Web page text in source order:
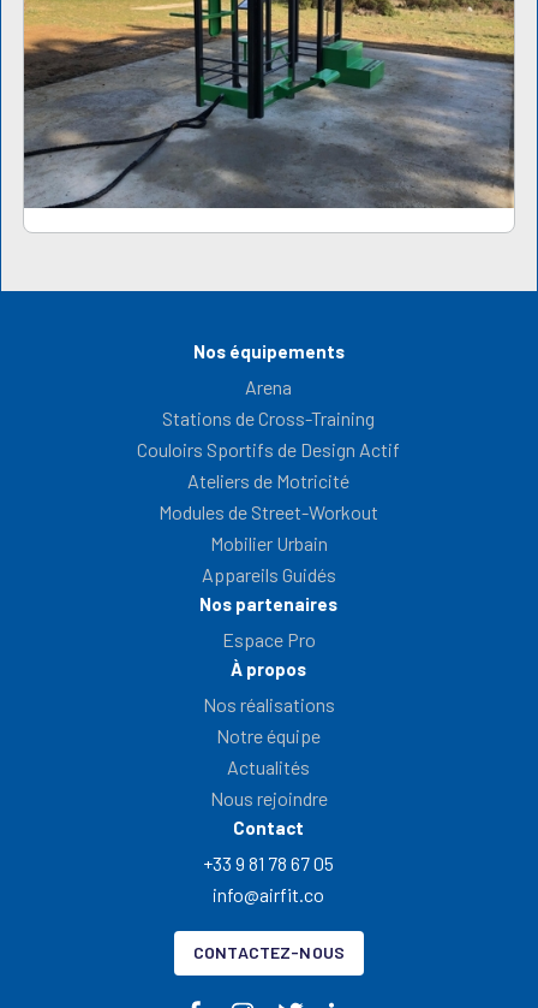
Nos équipements
Arena
Stations de Cross-Training
Couloirs Sportifs de Design Actif
Ateliers de Motricité
Modules de Street-Workout
Mobilier Urbain
Appareils Guidés
Nos partenaires
Espace Pro
À propos
Nos réalisations
Notre équipe
Actualités
Nous rejoindre
Contact
+33 9 81 78 67 05
info@airfit.co
CONTACTEZ-NOUS